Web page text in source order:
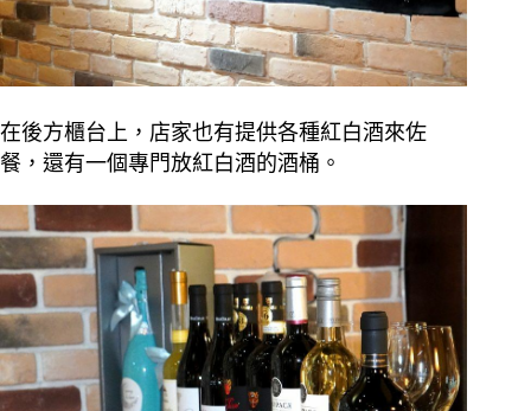
在後方櫃台上，店家也有提供各種紅白酒來佐
餐，還有一個專門放紅白酒的酒桶。